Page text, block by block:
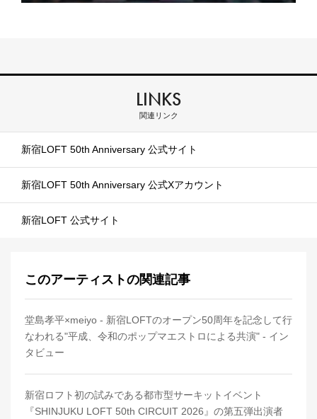
LINKS
関連リンク
新宿LOFT 50th Anniversary 公式サイト
新宿LOFT 50th Anniversary 公式Xアカウント
新宿LOFT 公式サイト
このアーティストの関連記事
堂島孝平×meiyo - 新宿LOFTのオープン50周年を記念して行
なわれる"平成、令和のポップマエストロによる共演" - イン
タビュー
新宿ロフト初の試みである都市型サーキットイベント
『SHINJUKU LOFT 50th CIRCUIT 2026』の第五弾出演者